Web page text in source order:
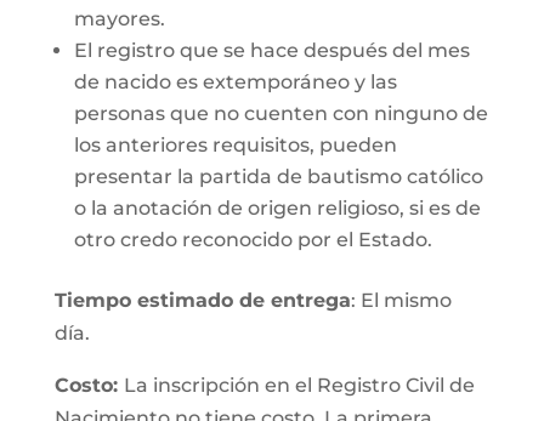
mayores.
El registro que se hace después del mes
de nacido es extemporáneo y las
personas que no cuenten con ninguno de
los anteriores requisitos, pueden
presentar la partida de bautismo católico
o la anotación de origen religioso, si es de
otro credo reconocido por el Estado.
Tiempo estimado de entrega: El mismo
día.
Costo: La inscripción en el Registro Civil de